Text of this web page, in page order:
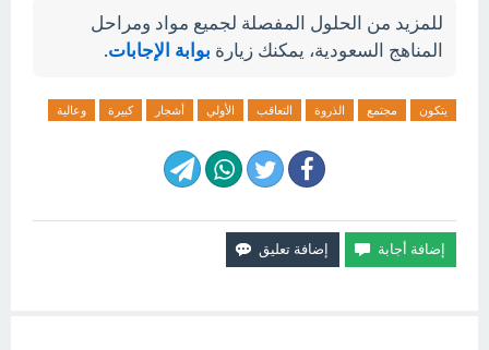
للمزيد من الحلول المفصلة لجميع مواد ومراحل
المناهج السعودية، يمكنك زيارة بوابة الإجابات.
يتكون مجتمع الذروة التعاقب الأولي أشجار كبيرة وعالية